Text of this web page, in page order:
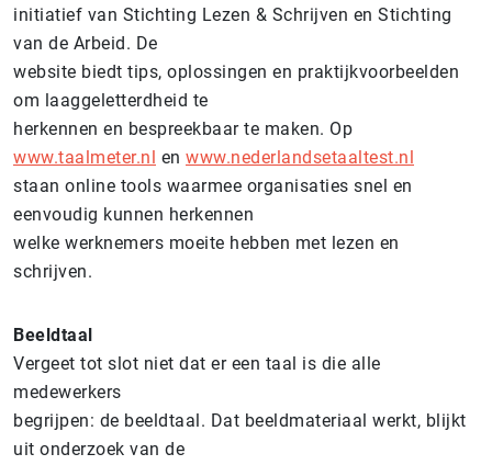
initiatief van Stichting Lezen & Schrijven en Stichting
van de Arbeid. De
website biedt tips, oplossingen en praktijkvoorbeelden
om laaggeletterdheid te
herkennen en bespreekbaar te maken. Op
www.taalmeter.nl en www.nederlandsetaaltest.nl
staan online tools waarmee organisaties snel en
eenvoudig kunnen herkennen
welke werknemers moeite hebben met lezen en
schrijven.
Beeldtaal
Vergeet tot slot niet dat er een taal is die alle
medewerkers
begrijpen: de beeldtaal. Dat beeldmateriaal werkt, blijkt
uit onderzoek van de